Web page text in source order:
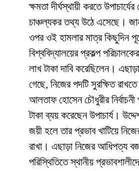
​ক্ষমতা দীর্ঘস্থায়ী করতে
চাঞ্চল্যকর তথ্য উঠে এসেছে।
ওপর ওই হামলার মাত্র কিছুদিন
বিশ্ববিদ্যালয়ের প্রকল্প
লাখ টাকা দাবি করেছিলেন।
গেছে, নিজের পদটি সুরক্ষিত
আলতাফ হোসেন চৌধুরীর
টাকা ব্যয় করেছেন উপাচার্য।
জয়ী হলে তার প্রভাব খাটিয়ে
রাখা। এছাড়া নিজের আধিপত্য
পরিস্থিতিতে স্থানীয়